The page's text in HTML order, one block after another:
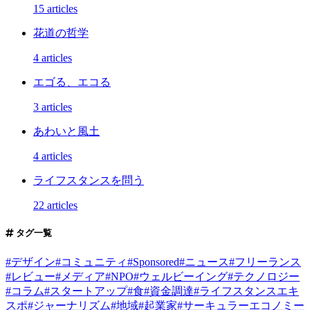
15 articles
花道の哲学
4 articles
エゴる、エコる
3 articles
あわいと風土
4 articles
ライフスタンスを問う
22 articles
タグ一覧
#デザイン#コミュニティ#Sponsored#ニュース#フリーランス
#レビュー# メディア#NPO#ウェルビーイング#テクノロジー
#コラム#スタートアップ#食#資金調達#ライフスタンスエキ
スポ#ジャーナリズム#地域#起業家#サーキュラーエコノミー